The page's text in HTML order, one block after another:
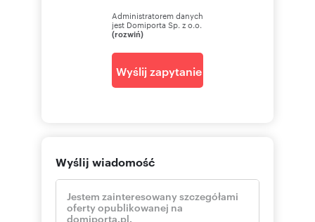
Administratorem danych
jest Domiporta Sp. z o.o.
(rozwiń)
Wyślij zapytanie
Wyślij wiadomość